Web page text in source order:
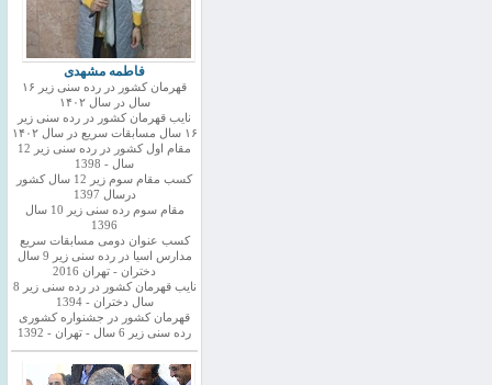
فاطمه مشهدی
قهرمان کشور در رده سنی زیر ۱۶
سال در سال ۱۴۰۲
نایب قهرمان کشور در رده سنی زیر
۱۶ سال مسابقات سریع در سال ۱۴۰۲
مقام اول کشور در رده سنی زیر 12
سال - 1398
کسب مقام سوم زیر 12 سال کشور
درسال 1397
مقام سوم رده سنی زیر 10 سال
1396
کسب عنوان دومی مسابقات سریع
مدارس اسیا در رده سنی زیر 9 سال
دختران - تهران 2016
نایب قهرمان کشور در رده سنی زیر 8
سال دختران - 1394
قهرمان کشور در جشنواره کشوری
رده سنی زیر 6 سال - تهران - 1392